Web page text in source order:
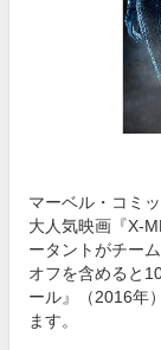
マーベル・コミ
大人気映画『X-
ータントがチー
オフを含めると
ール』（2016年
ます。